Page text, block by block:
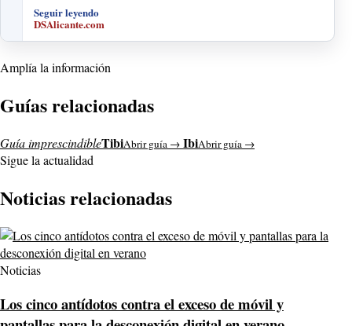
Seguir leyendo
DSAlicante.com
Amplía la información
Guías relacionadas
Guía imprescindibleTibiAbrir guía → IbiAbrir guía →
Sigue la actualidad
Noticias relacionadas
Noticias
Los cinco antídotos contra el exceso de móvil y